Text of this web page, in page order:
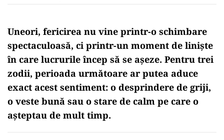
Uneori, fericirea nu vine printr-o schimbare
spectaculoasă, ci printr-un moment de liniște
în care lucrurile încep să se așeze. Pentru trei
zodii, perioada următoare ar putea aduce
exact acest sentiment: o desprindere de griji,
o veste bună sau o stare de calm pe care o
așteptau de mult timp.